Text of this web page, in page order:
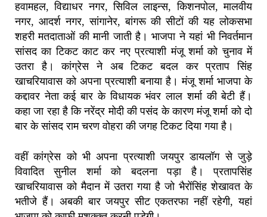
हवामहल, विद्याधर नगर, सिविल लाइन्स, किशनपोल, मालवीय
नगर, आदर्श नगर, सांगानेर, बांगरू की सीटों की यह लोकसभा
शहरी मतदाताओं की मानी जाती है। भाजपा ने यहां भी निवर्तमान
सांसद का टिकट काट कर नए प्रत्याशी मंजू शर्मा को चुनाव में
उतरा है। कांग्रेस ने अब टिकट बदल कर प्रताप सिंह
खाचरियावास को अपना प्रत्याशी बनाया है। मंजू शर्मा भाजपा के
कद्दावर नेता कई बार के विधायक भंवर लाल शर्मा की बेटी हैं।
कहा जा रहा है कि नरेंद्र मोदी की पसंद के कारण मंजू शर्मा को दो
बार के सांसद राम चरण वोहरा की जगह टिकट दिया गया है।
वहीं कांग्रेस को भी अपना प्रत्याशी जयपुर डायलॉग से जुड़े
विवादित सुनील शर्मा को बदलना पड़ा है। प्रतापसिंह
खाचरियावास को मैदान में उतरा गया है जो भैरोंसिंह शेखावत के
भतीजे हैं। अबकी बार जयपुर सीट एकतरफा नहीं रहेगी, यहां